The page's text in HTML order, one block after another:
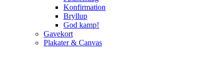
Konfirmation
Bryllup
God kamp!
Gavekort
Plakater & Canvas